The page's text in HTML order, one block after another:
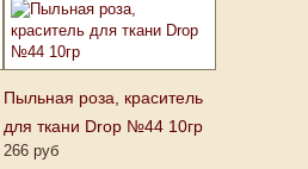
Пыльная роза, краситель
для ткани Drop №44 10гр
266 руб